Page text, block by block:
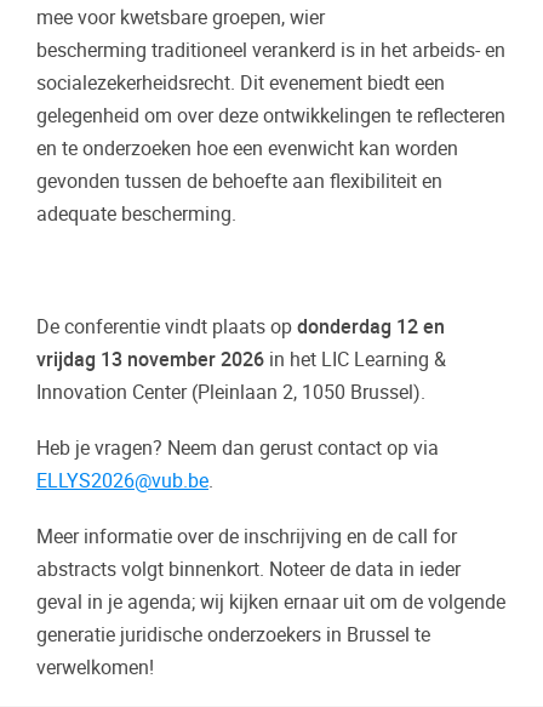
mee voor kwetsbare groepen, wier
bescherming traditioneel verankerd is in het arbeids- en
socialezekerheidsrecht. Dit evenement biedt een
gelegenheid om over deze ontwikkelingen te reflecteren
en te onderzoeken hoe een evenwicht kan worden
gevonden tussen de behoefte aan flexibiliteit en
adequate bescherming.
De conferentie vindt plaats op donderdag 12 en
vrijdag 13 november 2026 in het LIC Learning &
Innovation Center (Pleinlaan 2, 1050 Brussel).
Heb je vragen? Neem dan gerust contact op via
ELLYS2026@vub.be
Meer informatie over de inschrijving en de call for
abstracts volgt binnenkort. Noteer de data in ieder
geval in je agenda; wij kijken ernaar uit om de volgende
generatie juridische onderzoekers in Brussel te
verwelkomen!